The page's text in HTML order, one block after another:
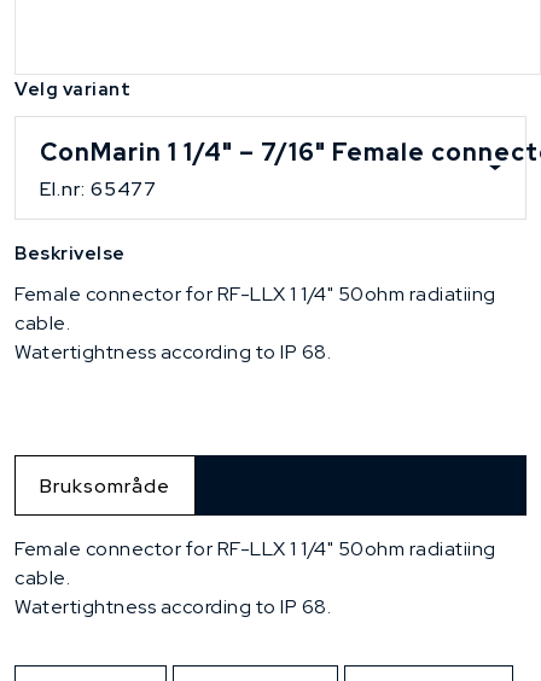
Velg variant
ConMarin 1 1/4" – 7/16" Female
El.nr: 65477
Beskrivelse
Female connector for RF-LLX 1 1/4" 50ohm radiatiing
cable.
Watertightness according to IP 68.
Bruksområde
Female connector for RF-LLX 1 1/4" 50ohm radiatiing
cable.
Watertightness according to IP 68.